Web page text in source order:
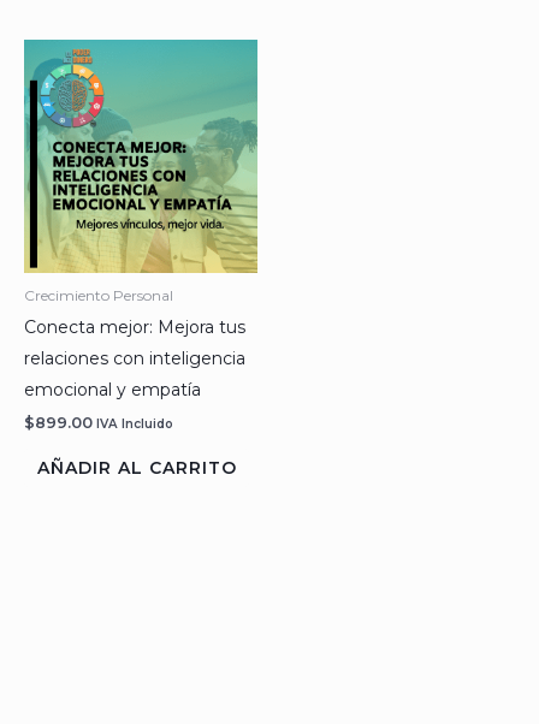
Crecimiento Personal
Conecta mejor: Mejora tus
relaciones con inteligencia
emocional y empatía
$899.00 IVA Incluido
AÑADIR AL CARRITO